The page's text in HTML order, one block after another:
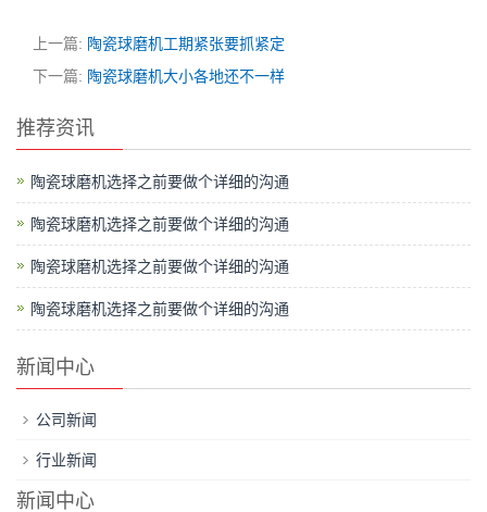
上一篇: 陶瓷球磨机工期紧张要抓紧定
下一篇: 陶瓷球磨机大小各地还不一样
推荐资讯
陶瓷球磨机选择之前要做个详细的沟通
陶瓷球磨机选择之前要做个详细的沟通
陶瓷球磨机选择之前要做个详细的沟通
陶瓷球磨机选择之前要做个详细的沟通
新闻中心
公司新闻
行业新闻
新闻中心